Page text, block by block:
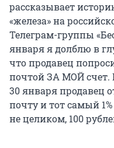
рассказывает
«железа» на
Телеграм-группы
января я долблю в
что продавец
почтой ЗА МОЙ счет.
30 января продавец
почту и тот самый
не целиком, 100